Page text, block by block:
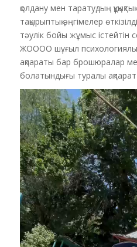
қолдану мен таратудың
тақырыптық әңгімелер
тәулік бойы жұмыс істейтін
ЖОООО шұғыл
ақпараты бар брошюралар
болатындығы туралы